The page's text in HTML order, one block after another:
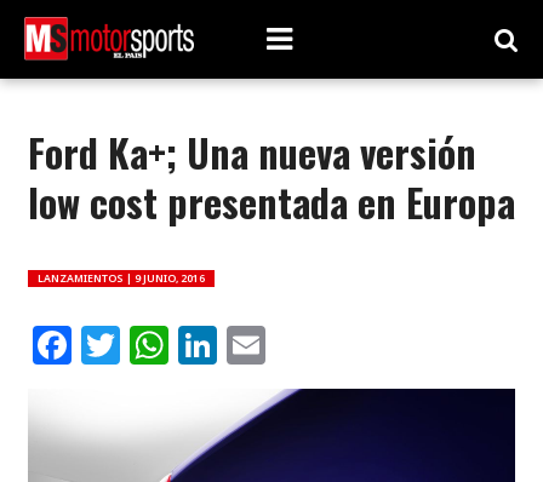
Ford Ka+; Una nueva versión
low cost presentada en Europa
LANZAMIENTOS | 9 JUNIO, 2016
Facebook
Twitter
WhatsApp
LinkedIn
Email